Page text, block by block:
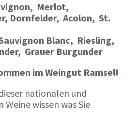
Merlot,
Dornfelder, Acolon, St.
Blanc, Riesling,
Grauer Burgunder
im Weingut Ramsel!
nationalen und
wissen was Sie